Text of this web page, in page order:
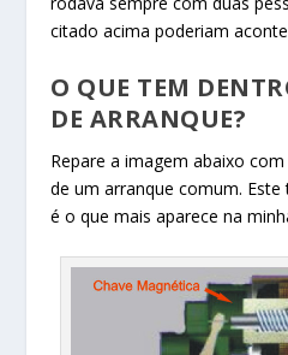
citado acima poderiam
O QUE TEM
DE ARRANQUE?
Repare a imagem abaixo
de um arranque comum.
é o que mais aparece na